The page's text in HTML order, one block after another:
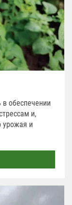
обеспечении
и,
урожая и